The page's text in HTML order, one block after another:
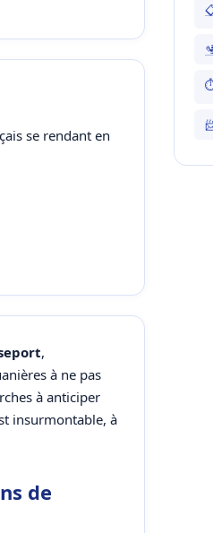
se rendant en
,
à ne pas
à anticiper
insurmontable, à
de